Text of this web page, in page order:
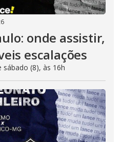
onde assistir,
escalações
sábado (8), às 16h